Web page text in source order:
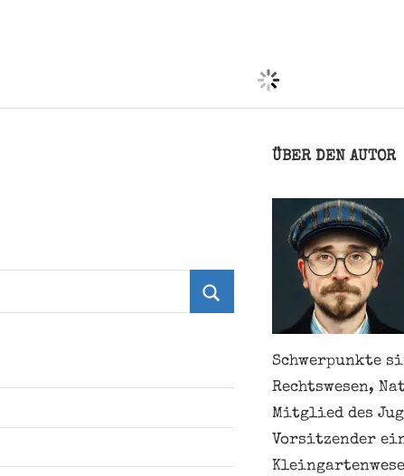
Suchen
Schwerpunkte
Rechtswesen,
Mitglied des
Vorsitzender